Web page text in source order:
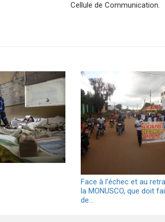
Cellule de Communication.
Face à l’échec et au
la MONUSCO, que doit
de…